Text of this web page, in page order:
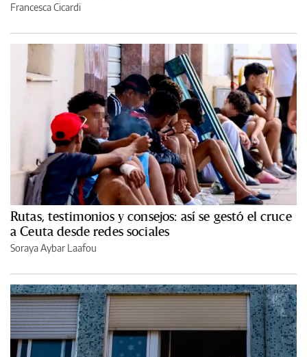
Francesca Cicardi
Rutas, testimonios y consejos: así se gestó el cruce
a Ceuta desde redes sociales
Soraya Aybar Laafou